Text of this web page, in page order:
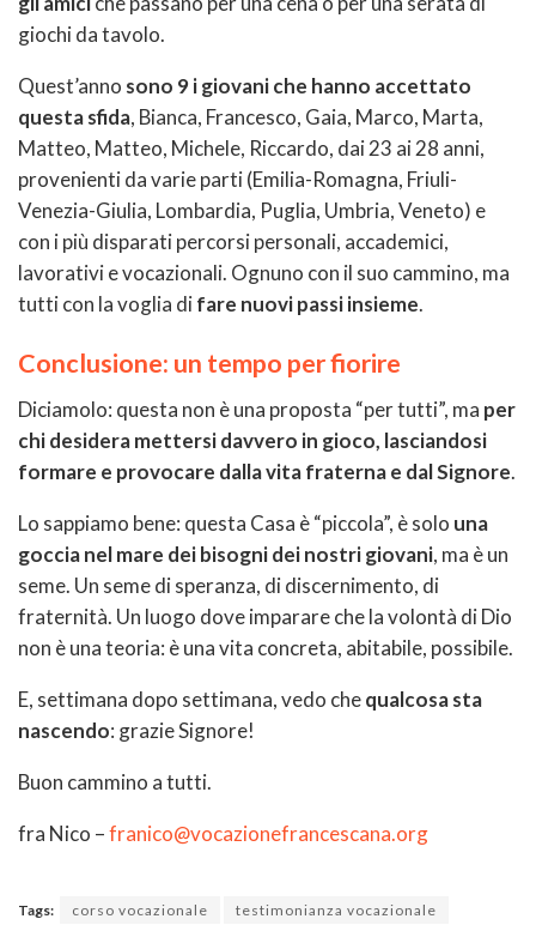
giochi da tavolo.
Quest’anno sono 9 i giovani che hanno accettato
questa sfida, Bianca, Francesco, Gaia, Marco, Marta,
Matteo, Matteo, Michele, Riccardo, dai 23 ai 28 anni,
provenienti da varie parti (Emilia-Romagna, Friuli-
Venezia-Giulia, Lombardia, Puglia, Umbria, Veneto) e
con i più disparati percorsi personali, accademici,
lavorativi e vocazionali. Ognuno con il suo cammino, ma
tutti con la voglia difare nuovi passi insieme.
Conclusione: un tempo per fiorire
Diciamolo: questa non è una proposta “per tutti”, ma per
chi desidera mettersi davvero in gioco, lasciandosi
formare e provocare dalla vita fraterna e dal Signore.
Lo sappiamo bene: questa Casa è “piccola”, è solo una
goccia nel mare dei bisogni dei nostri giovani, ma è un
seme. Un seme di speranza, di discernimento, di
fraternità. Un luogo dove imparare che la volontà di Dio
non è una teoria: è una vita concreta, abitabile, possibile.
E, settimana dopo settimana, vedo chequalcosa sta
nascendo: grazie Signore!
Buon cammino a tutti.
fra Nico –franico@vocazionefrancescana.org
Tags: corso vocazionale testimonianza vocazionale